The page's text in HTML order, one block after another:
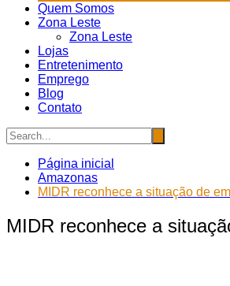
Quem Somos
Zona Leste
Zona Leste
Lojas
Entretenimento
Emprego
Blog
Contato
Página inicial
Amazonas
MIDR reconhece a situação de
MIDR reconhece a